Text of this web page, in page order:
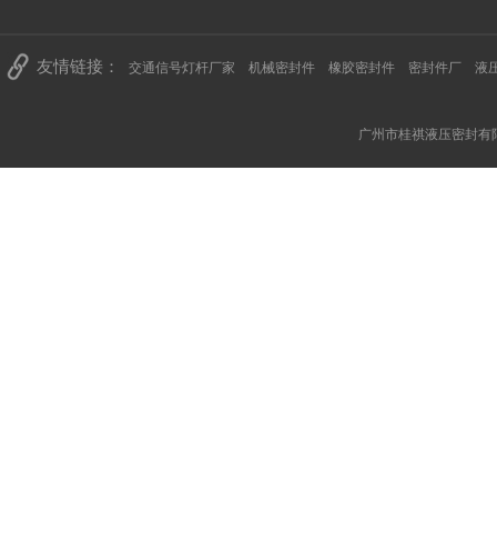
友情链接： 交通信号灯杆厂家 机械密封件 橡胶密封件 密封件厂 液
广州市桂祺液压密封有